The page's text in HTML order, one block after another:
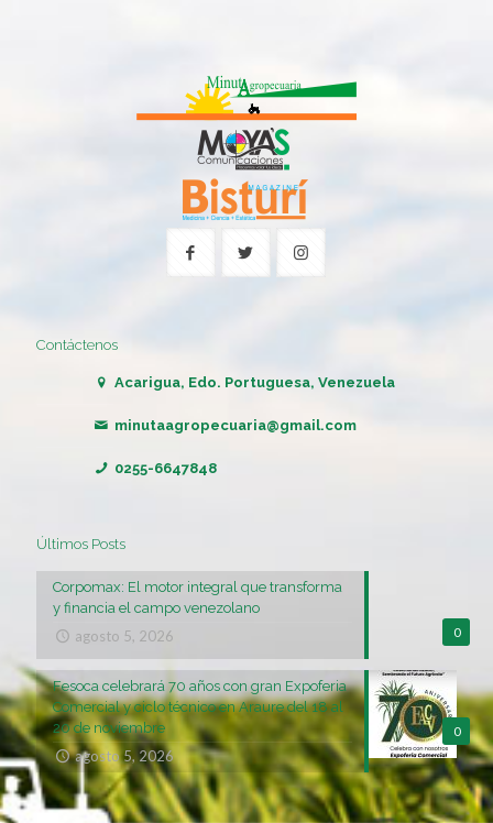
Contáctenos
Acarigua, Edo. Portuguesa, Venezuela
minutaagropecuaria@gmail.com
0255-6647848
Últimos Posts
0
Corpomax: El motor integral que transforma
y financia el campo venezolano
agosto 5, 2026
0
Fesoca celebrará 70 años con gran Expoferia
Comercial y ciclo técnico en Araure del 18 al
20 de noviembre
agosto 5, 2026